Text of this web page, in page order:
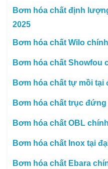
Bơm hóa chất định
2025
Bơm hóa chất Wilo
Bơm hóa chất Showfou
Bơm hóa chất tự mồi tại
Bơm hóa chất trục đứng
Bơm hóa chất OBL
Bơm hóa chất Inox tại
Bơm hóa chất Ebara